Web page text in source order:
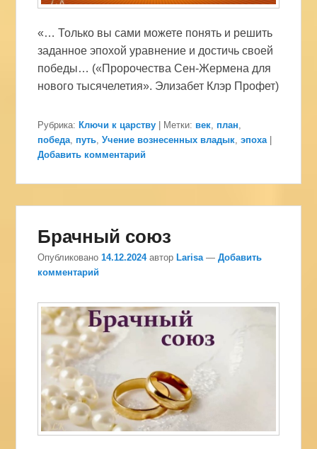
«… Только вы сами можете понять и решить
заданное эпохой уравнение и достичь своей
победы… («Пророчества Сен-Жермена для
нового тысячелетия». Элизабет Клэр Профет)
Рубрика: Ключи к царству Метки: век, план,
победа, путь,Учение вознесенных владык,эпоха
Добавить комментарий
Брачный союз
Опубликовано14.12.2024 автор Larisa —Добавить
комментарий